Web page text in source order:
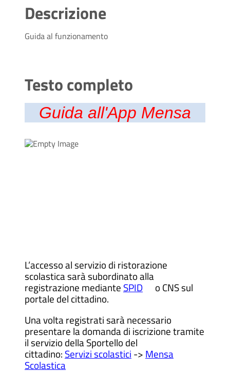
Descrizione
Guida al funzionamento
Testo completo
Guida all'App Mensa
L’accesso al servizio di ristorazione
scolastica sarà subordinato alla
registrazione mediante SPID o CNS sul
portale del cittadino.
Una volta registrati sarà necessario
presentare la domanda di iscrizione tramite
il servizio della Sportello del
cittadino: Servizi scolastici -> Mensa
Scolastica